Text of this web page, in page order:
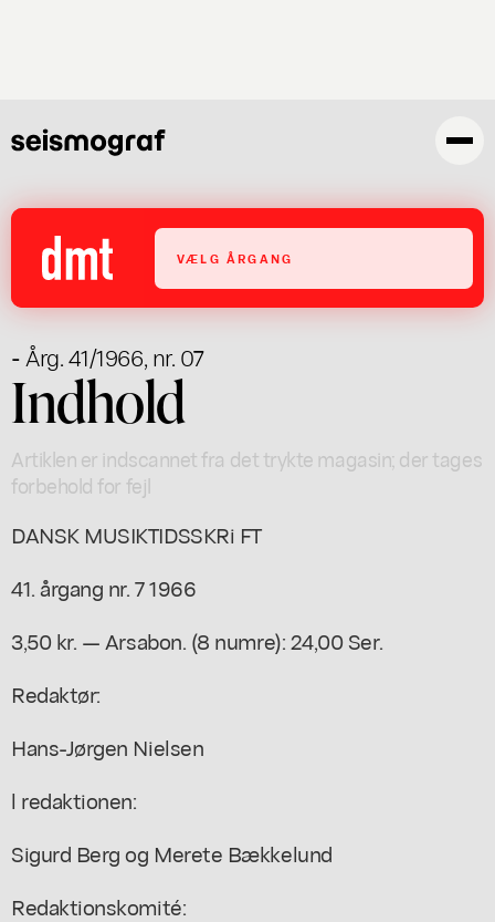
VÆLG ÅRGANG
- Årg. 41/1966, nr. 07
Indhold
Artiklen er indscannet fra det trykte magasin; der tages
forbehold for fejl
DANSK MUSIKTIDSSKRi FT
41. årgang nr. 7 1966
3,50 kr. — Arsabon. (8 numre): 24,00 Ser.
Redaktør:
Hans-Jørgen Nielsen
l redaktionen:
Sigurd Berg og Merete Bækkelund
Redaktionskomité: